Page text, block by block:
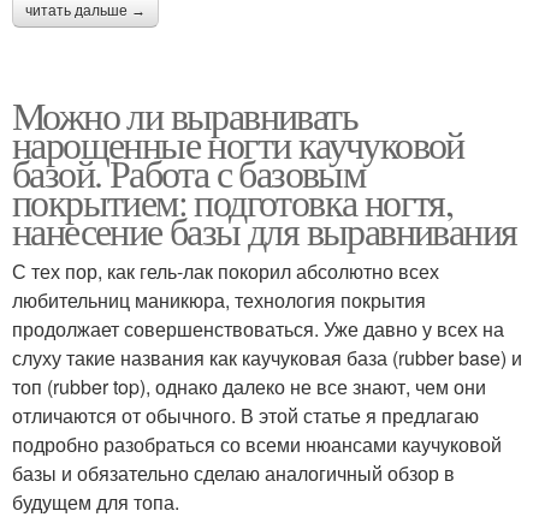
читать дальше →
Можно ли выравнивать
нарощенные ногти каучуковой
базой. Работа с базовым
покрытием: подготовка ногтя,
нанесение базы для выравнивания
С тех пор, как гель-лак покорил абсолютно всех
любительниц маникюра, технология покрытия
продолжает совершенствоваться. Уже давно у всех на
слуху такие названия как каучуковая база (rubber base) и
топ (rubber top), однако далеко не все знают, чем они
отличаются от обычного. В этой статье я предлагаю
подробно разобраться со всеми нюансами каучуковой
базы и обязательно сделаю аналогичный обзор в
будущем для топа.